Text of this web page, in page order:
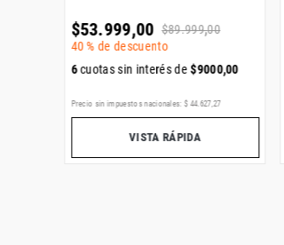
$53.999,00 $89.999,00
40 % de descuento
6cuotas sin interés de$9000,00
Precio sin impuestos nacionales: $ 44.627,27
VISTA RÁPIDA